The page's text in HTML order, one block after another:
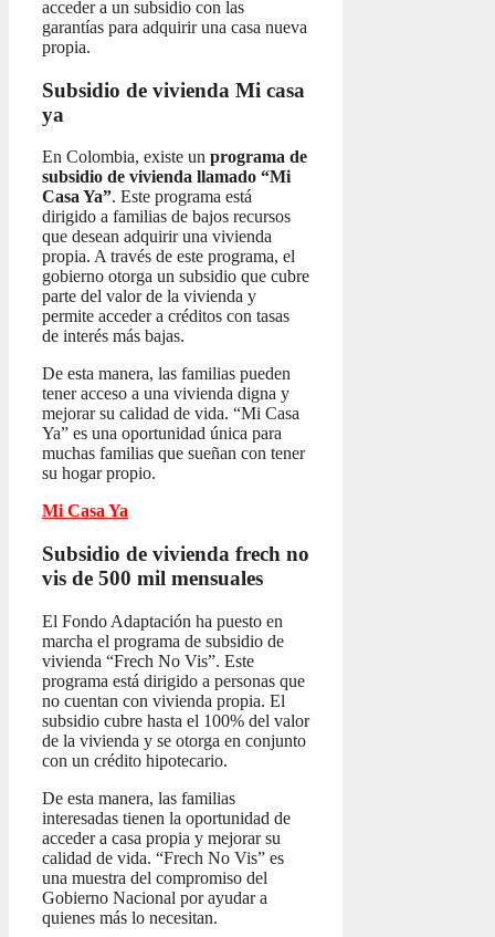
acceder a un subsidio con las
garantías para adquirir una casa nueva
propia.
Subsidio de vivienda Mi casa
ya
En Colombia, existe un programa de
subsidio de vivienda llamado “Mi
Casa Ya”. Este programa está
dirigido a familias de bajos recursos
que desean adquirir una vivienda
propia. A través de este programa, el
gobierno otorga un subsidio que cubre
parte del valor de la vivienda y
permite acceder a créditos con tasas
de interés más bajas.
De esta manera, las familias pueden
tener acceso a una vivienda digna y
mejorar su calidad de vida. “Mi Casa
Ya” es una oportunidad única para
muchas familias que sueñan con tener
su hogar propio.
Mi Casa Ya
Subsidio de vivienda frech no
vis de 500 mil mensuales
El Fondo Adaptación ha puesto en
marcha el programa de subsidio de
vivienda “Frech No Vis”. Este
programa está dirigido a personas que
no cuentan con vivienda propia. El
subsidio cubre hasta el 100% del valor
de la vivienda y se otorga en conjunto
con un crédito hipotecario.
De esta manera, las familias
interesadas tienen la oportunidad de
acceder a casa propia y mejorar su
calidad de vida. “Frech No Vis” es
una muestra del compromiso del
Gobierno Nacional por ayudar a
quienes más lo necesitan.